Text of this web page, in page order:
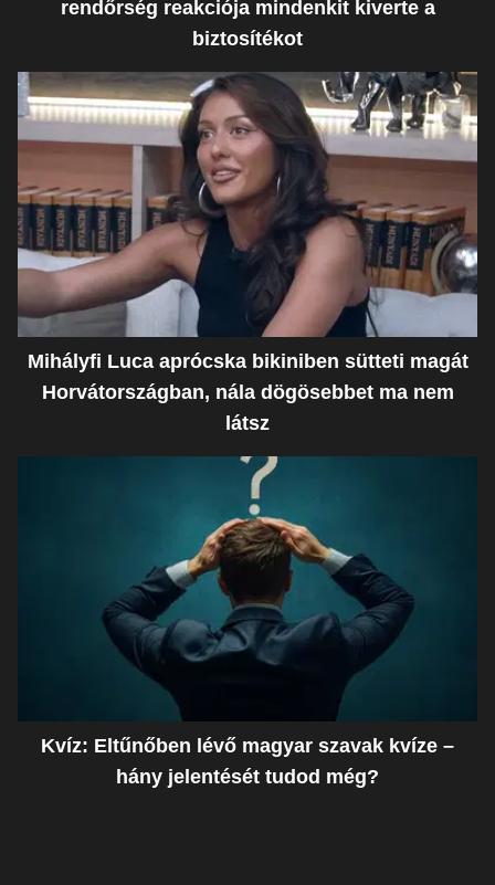
rendőrség reakciója mindenkit kiverte a
biztosítékot
Mihályfi Luca aprócska bikiniben sütteti magát
Horvátországban, nála dögösebbet ma nem
látsz
Kvíz: Eltűnőben lévő magyar szavak kvíze –
hány jelentését tudod még?